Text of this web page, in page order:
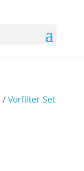
/ Vorfilter Set